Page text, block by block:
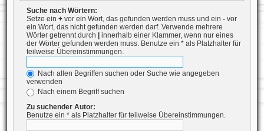
Suche nach Wörtern:
Setze ein +vor ein Wort, das gefunden werden muss und ein -vor
ein Wort, das nicht gefunden werden darf. Verwende mehrere
Wörter getrennt durch
innerhalb einer Klammer, wenn nur eines
der Wörter gefunden werden muss. Benutze ein * als Platzhalter für
teilweise Übereinstimmungen.
Nach allen Begriffen suchen oder Suche wie angegeben
verwenden
Nach einem Begriff suchen
Zu suchender Autor:
Benutze ein * als Platzhalter für teilweise Übereinstimmungen.